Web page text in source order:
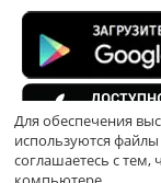
Для обеспечения
используются
соглашаетесь с тем,